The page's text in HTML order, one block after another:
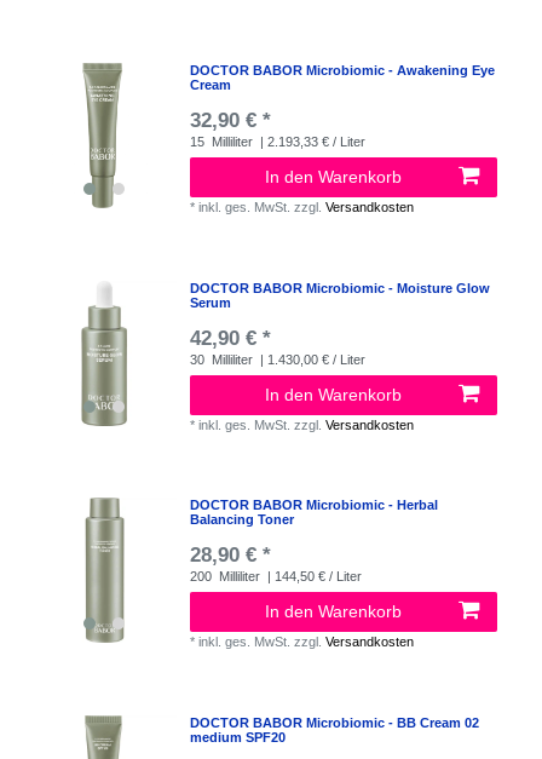
DOCTOR BABOR Microbiomic - Awakening Eye
Cream
32,90 € *
15 Milliliter | 2.193,33 € / Liter
In den Warenkorb
*inkl. ges. MwSt. zzgl.Versandkosten
DOCTOR BABOR Microbiomic - Moisture Glow
Serum
42,90 € *
30 Milliliter | 1.430,00 € / Liter
In den Warenkorb
*inkl. ges. MwSt. zzgl.Versandkosten
DOCTOR BABOR Microbiomic - Herbal
Balancing Toner
28,90 € *
200 Milliliter | 144,50 € / Liter
In den Warenkorb
*inkl. ges. MwSt. zzgl.Versandkosten
DOCTOR BABOR Microbiomic - BB Cream 02
medium SPF20